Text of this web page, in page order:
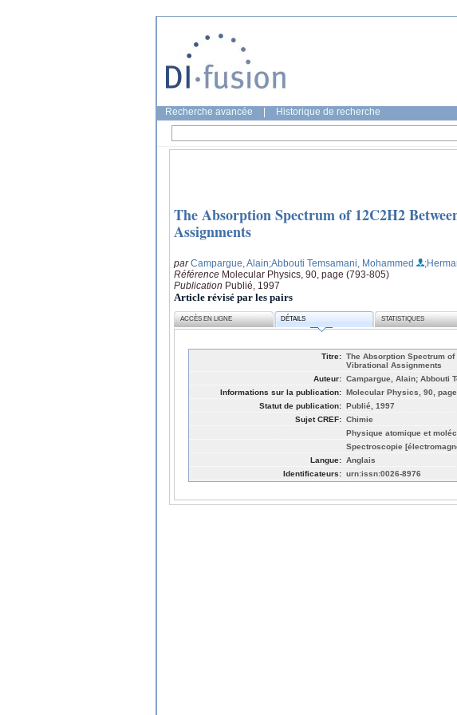
Recherche avancée Historique de recherche
The Absorption Spectrum of 12C2H2
Assignments
parCampargue, Alain;Abbouti Temsamani, Mohammed
Référence Molecular Physics, 90, page (793-805)
Publication Publié, 1997
Article révisé par les pairs
ACCÈS EN LIGNE DÉTAILS STATISTIQUES
Titre: The Absorption Spectrum of
Vibrational Assignments
Auteur: Campargue, Alain; Abbouti
Informations sur la publication: Molecular Physics, 90,
Statut de publication: Publié, 1997
Sujet CREF: Chimie
Physique atomique et
Spectroscopie
Langue: Anglais
Identificateurs: urn:issn:0026-8976